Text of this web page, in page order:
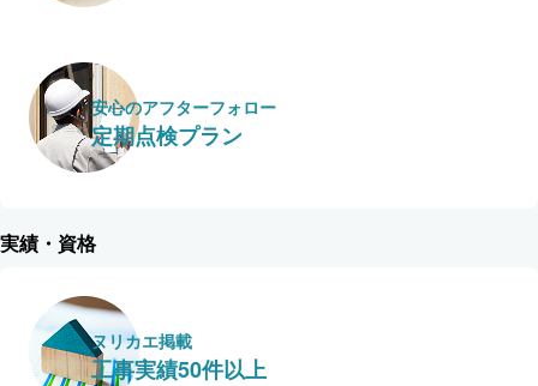
安心のアフターフォロー
定期点検プラン
実績・資格
ヌリカエ掲載
工事実績50件以上